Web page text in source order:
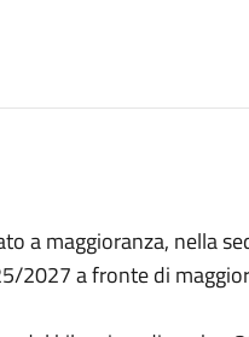
a maggioranza, nella
2027 a fronte di